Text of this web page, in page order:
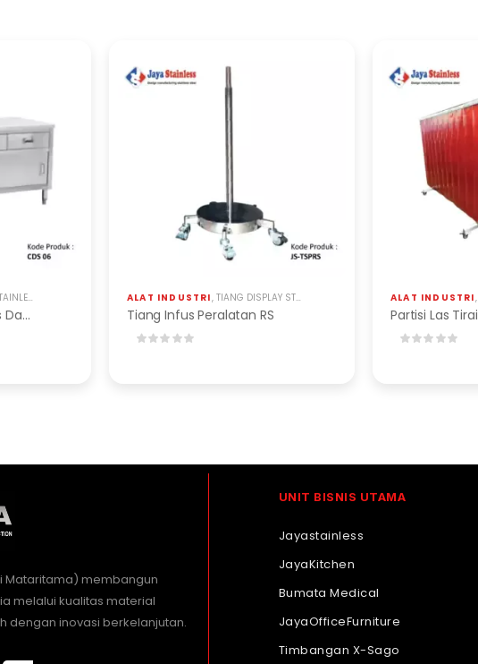
DAN BESI
Cabinet Meja Stainless Dan Besi
ALAT INDUSTRI, TIANG DISPLAY STAINLESS & BESI TIANG INFUS STAINLESS
Tiang Infus Peralatan RS
ALAT INDUSTRI,
Mataritama) membangun
melalui kualitas material
dengan inovasi berkelanjutan.
UNIT BISNIS UTAMA
Jayastainless
JayaKitchen
Bumata Medical
JayaOfficeFurniture
Timbangan X-Sago